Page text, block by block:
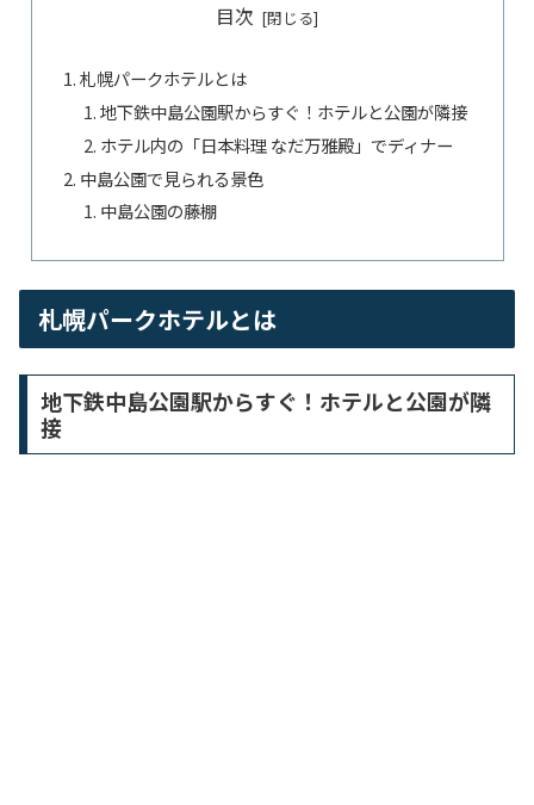
目次
札幌パークホテルとは
地下鉄中島公園駅からすぐ！ホテルと公園が隣接
ホテル内の「日本料理 なだ万雅殿」でディナー
中島公園で見られる景色
中島公園の藤棚
札幌パークホテルとは
地下鉄中島公園駅からすぐ！ホテルと公園が隣
接